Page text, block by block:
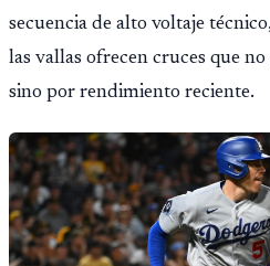
secuencia de alto voltaje
las vallas ofrecen cruces que
sino por rendimiento reciente.